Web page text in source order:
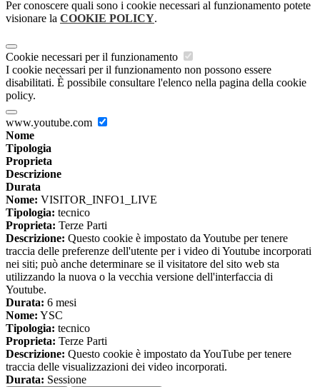
Per conoscere quali sono i cookie necessari al funzionamento potete
visionare la COOKIE POLICY.
Cookie necessari per il funzionamento
I cookie necessari per il funzionamento non possono essere
disabilitati. È possibile consultare l'elenco nella pagina della cookie
policy.
www.youtube.com
Nome
Tipologia
Proprieta
Descrizione
Durata
Nome: VISITOR_INFO1_LIVE
Tipologia: tecnico
Proprieta: Terze Parti
Descrizione: Questo cookie è impostato da Youtube per tenere
traccia delle preferenze dell'utente per i video di Youtube incorporati
nei siti; può anche determinare se il visitatore del sito web sta
utilizzando la nuova o la vecchia versione dell'interfaccia di
Youtube.
Durata: 6 mesi
Nome: YSC
Tipologia: tecnico
Proprieta: Terze Parti
Descrizione: Questo cookie è impostato da YouTube per tenere
traccia delle visualizzazioni dei video incorporati.
Durata: Sessione